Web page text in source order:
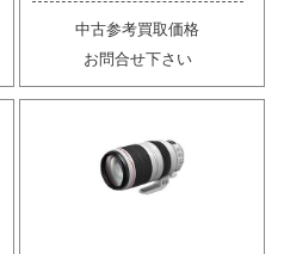
中古参考買取価格
お問合せ下さい